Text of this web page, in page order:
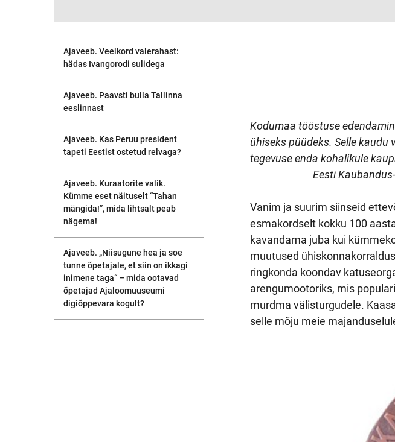
Ajaveeb. Veelkord valerahast:
hädas Ivangorodi sulidega
Ajaveeb. Paavsti bulla Tallinna
eeslinnast
Ajaveeb. Kas Peruu president
tapeti Eestist ostetud relvaga?
Ajaveeb. Kuraatorite valik.
Kümme eset näituselt “Tahan
mängida!”, mida lihtsalt peab
nägema!
Ajaveeb. „Niisugune hea ja soe
tunne õpetajale, et siin on ikkagi
inimene taga“ – mida ootavad
õpetajad Ajaloomuuseumi
digiõppevara kogult?
Kodumaa tööstuse
ühiseks püüdeks. Selle kaudu
tegevuse enda kohalikule
Eesti Kaubandus-
Vanim ja suurim siinseid
esmakordselt kokku 100
kavandama juba kui
muutused
ringkonda koondav
arengumootoriks, mis
murdma välisturgudele.
selle mõju meie